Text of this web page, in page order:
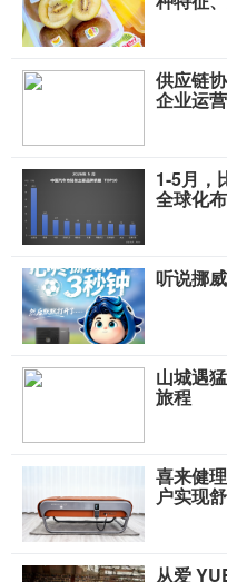
供应链
企业运
1-5月，
全球化
听说挪
山城遇
旅程
喜来健
户实现
从爱